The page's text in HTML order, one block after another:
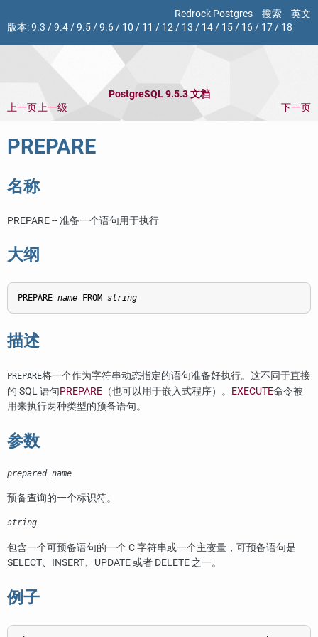
Redrock Postgres 搜索
英文
版本:9.3 /9.4/9.5/9.6/ 10 / 11 / 12/ 13 / 14/ 15/ 16/ 17/ 18
PostgreSQL 9.5.3 文档
上一页上一级 下一页
PREPARE
名称
PREPARE -- 准备一个语句用于执行
大纲
PREPARE name FROM string
描述
PREPARE将一个作为字符串动态指定的语句准备好执行。这不同于直接
的 SQL 语句PREPARE （也可以用于嵌入式程序）。 EXECUTE命令被
用来执行两种类型的预备语句。
参数
prepared_name
预备查询的一个标识符。
string
包含一个可预备语句的一个 C 字符串或一个主变量，可预备语句是
SELECT、INSERT、UPDATE 或者 DELETE 之一。
例子